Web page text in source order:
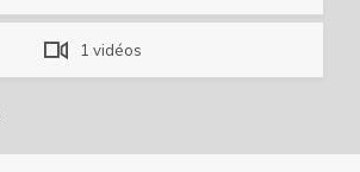
1 vidéos